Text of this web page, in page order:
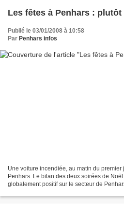
Les fêtes à Penhars : plutôt
Publié le 03/01/2008 à 10:58
Par Penhars infos
Une voiture incendiée, au matin du
Penhars. Le bilan des deux soirées de
globalement positif sur le secteur de